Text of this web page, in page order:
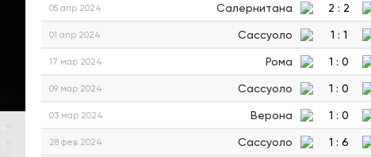
05 апр 2024 Салернитана 2 : 2
01 апр 2024 Сассуоло 1 : 1
17 мар 2024 Рома 1 : 0
09 мар 2024 Сассуоло 1 : 0
03 мар 2024 Верона 1 : 0
28 фев 2024 Сассуоло 1 : 6